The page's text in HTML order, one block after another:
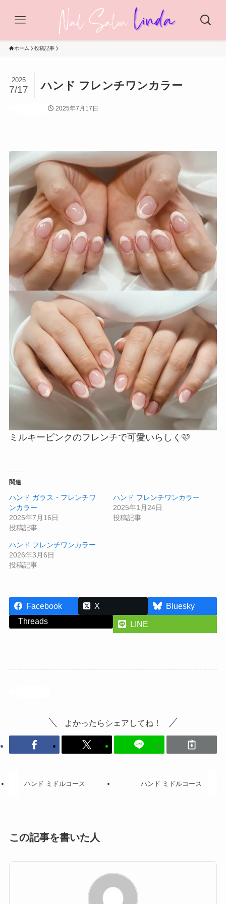
ホーム 投稿記事
ハンド フレンチワンカラー
2025
7/17
2025年7月17日
ミルキーピンクのフレンチで可愛いらしく🩷
関連
ハンド ガラス・フレンチワ
ンカラー
2025年7月16日
投稿記事
ハンド フレンチワンカラー
2025年1月24日
投稿記事
ハンド フレンチワンカラー
2026年3月6日
投稿記事
Facebook X
Bluesky
Threads
LINE
よかったらシェアしてね！
ハンド ミドルコース ハンド ミドルコース
この記事を書いた人